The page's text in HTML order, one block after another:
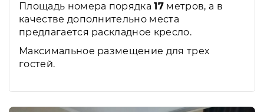
Площадь номера порядка17 метров, а в
качестве дополнительно места
предлагается раскладное кресло.
Максимальное размещение для трех
гостей.